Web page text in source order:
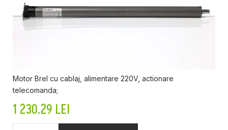
Motor Brel cu cablaj, alimentare 220V, actionare
telecomanda;
1 230.29 LEI